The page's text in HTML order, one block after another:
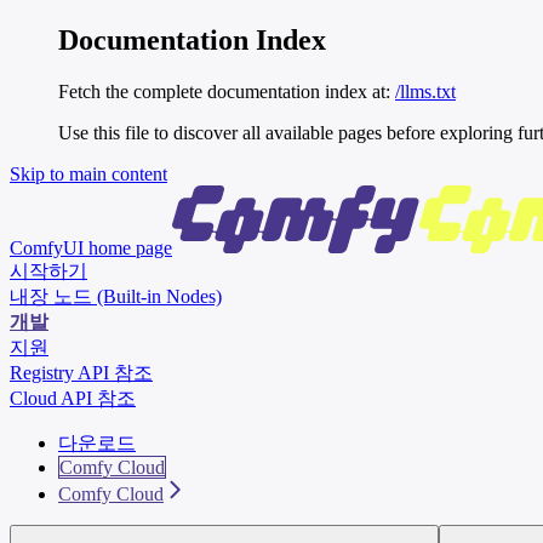
Documentation Index
Fetch the complete documentation index at: /llms.txt
Use this file to discover all available pages before exploring
Skip to main content
ComfyUI home page
시작하기
내장 노드 (Built-in Nodes)
개발
지원
Registry API 참조
Cloud API 참조
다운로드
Comfy Cloud
Comfy Cloud